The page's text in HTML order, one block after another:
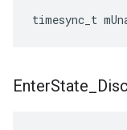
timesync_t
EnterState